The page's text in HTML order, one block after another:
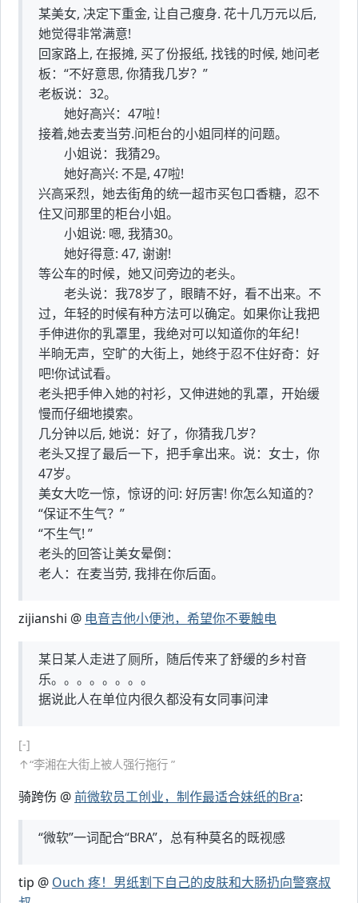
某美女, 决定下重金, 让自己瘦身. 花十几万元以后,
她觉得非常满意!
回家路上, 在报摊, 买了份报纸, 找钱的时候, 她问老
板：“不好意思, 你猜我几岁？”
老板说：32。
她好高兴：47啦！
接着,她去麦当劳.问柜台的小姐同样的问题。
小姐说：我猜29。
她好高兴: 不是, 47啦!
兴高采烈，她去街角的统一超市买包口香糖，忍不
住又问那里的柜台小姐。
小姐说: 嗯, 我猜30。
她好得意: 47, 谢谢!
等公车的时候，她又问旁边的老头。
老头说：我78岁了，眼睛不好，看不出来。不
过，年轻的时候有种方法可以确定。如果你让我把
手伸进你的乳罩里，我绝对可以知道你的年纪！
半晌无声，空旷的大街上，她终于忍不住好奇：好
吧!你试试看。
老头把手伸入她的衬衫，又伸进她的乳罩，开始缓
慢而仔细地摸索。
几分钟以后, 她说：好了，你猜我几岁？
老头又捏了最后一下，把手拿出来。说：女士，你
47岁。
美女大吃一惊，惊讶的问: 好厉害! 你怎么知道的？
“保证不生气？”
“不生气! ”
老头的回答让美女晕倒：
老人：在麦当劳, 我排在你后面。
zijianshi @ 电音吉他小便池，希望你不要触电
某日某人走进了厕所，随后传来了舒缓的乡村音
乐。。。。。。。。
据说此人在单位内很久都没有女同事问津
[-]
↑“李湘在大街上被人强行拖行 ”
骑跨伤 @前微软员工创业，制作最适合妹纸的Bra:
“微软”一词配合“BRA”，总有种莫名的既视感
tip @ Ouch 疼！男纸割下自己的皮肤和大肠扔向警察叔